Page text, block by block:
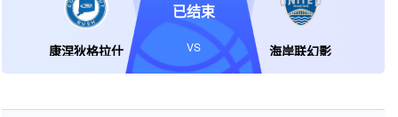
康涅狄格拉什 海岸联幻影
已结束
VS